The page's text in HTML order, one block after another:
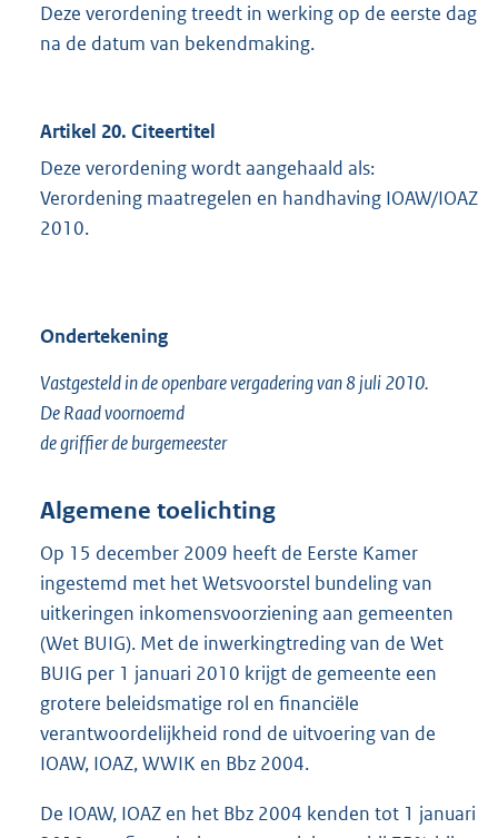
Deze verordening treedt in werking op de eerste dag
na de datum van bekendmaking.
Artikel 20. Citeertitel
Deze verordening wordt aangehaald als:
Verordening maatregelen en handhaving IOAW/IOAZ
2010.
Ondertekening
Vastgesteld in de openbare vergadering van 8 juli 2010.
De Raad voornoemd
de griffier de burgemeester
Algemene toelichting
Op 15 december 2009 heeft de Eerste Kamer
ingestemd met het Wetsvoorstel bundeling van
uitkeringen inkomensvoorziening aan gemeenten
(Wet BUIG). Met de inwerkingtreding van de Wet
BUIG per 1 januari 2010 krijgt de gemeente een
grotere beleidsmatige rol en financiële
verantwoordelijkheid rond de uitvoering van de
IOAW, IOAZ, WWIK en Bbz 2004.
De IOAW, IOAZ en het Bbz 2004 kenden tot 1 januari